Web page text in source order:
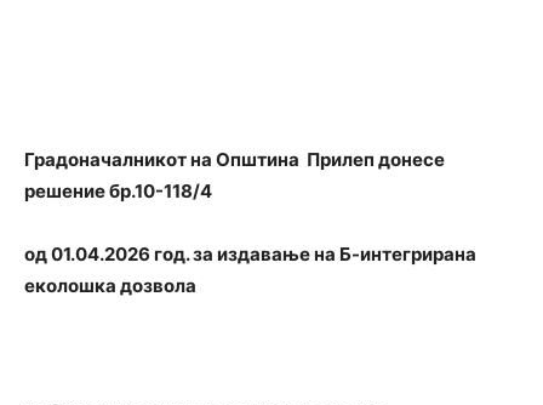
Градоначалникот на Општина Прилеп донесе
решение бр.10-118/4
од 01.04.2026 год. за издавање на Б-интегрирана
еколошка дозвола